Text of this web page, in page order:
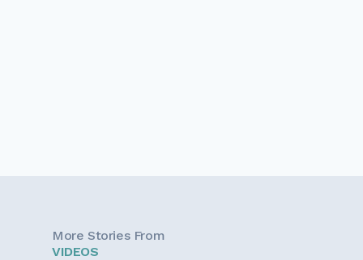
More Stories From
VIDEOS